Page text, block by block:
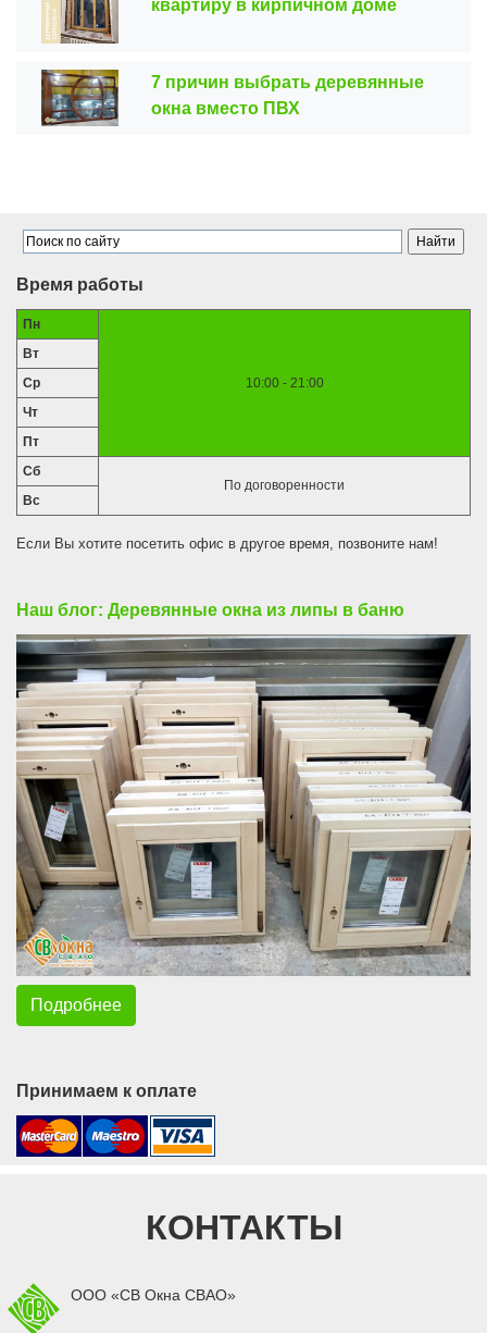
квартиру в кирпичном доме
7 причин выбрать деревянные
окна вместо ПВХ
Время работы
Пн
10:00 - 21:00
Вт
Ср
Чт
Пт
Сб
По договоренности
Вс
Если Вы хотите посетить офис в другое время, позвоните нам!
Наш блог: Деревянные окна из липы в баню
Подробнее
Принимаем к оплате
КОНТАКТЫ
ООО «СВ Окна СВАО»